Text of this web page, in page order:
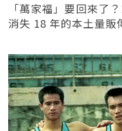
「萬家福」要回來了
消失 18 年的本土量販